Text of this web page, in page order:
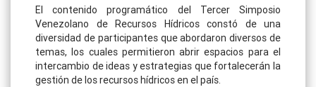
El contenido programático del Tercer Simposio
Venezolano de Recursos Hídricos constó de una
diversidad de participantes que abordaron diversos de
temas, los cuales permitieron abrir espacios para el
intercambio de ideas y estrategias que fortalecerán la
gestión de los recursos hídricos en el país.